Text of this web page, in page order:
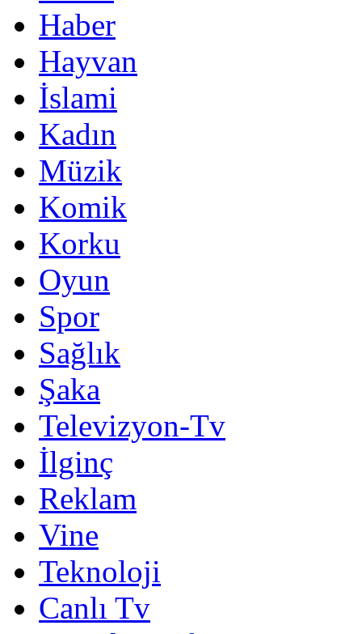
Haber
Hayvan
İslami
Kadın
Müzik
Komik
Korku
Oyun
Spor
Sağlık
Şaka
Televizyon-Tv
İlginç
Reklam
Vine
Teknoloji
Canlı Tv